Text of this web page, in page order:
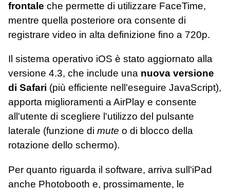
frontale che permette di utilizzare FaceTime,
mentre quella posteriore ora consente di
registrare video in alta definizione fino a 720p.
Il sistema operativo iOS è stato aggiornato alla
versione 4.3, che include una nuova versione
di Safari (più efficiente nell'eseguire JavaScript),
apporta miglioramenti a AirPlay e consente
all'utente di scegliere l'utilizzo del pulsante
laterale (funzione di mute o di blocco della
rotazione dello schermo).
Per quanto riguarda il software, arriva sull'iPad
anche Photobooth e, prossimamente, le